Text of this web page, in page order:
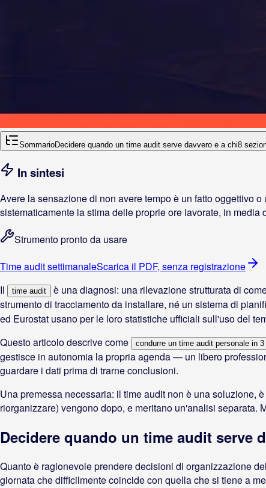
SommarioDecidere quando un time audit serve davvero e a chi8
In sintesi
Avere la sensazione di non avere tempo è un fatto oggettivo
sistematicamente la stima delle proprie ore lavorate, in
Strumento pronto da usare
Time audit settimanaleScarica il PDF, senza registrazione
Il
time audit
è una diagnosi: una rilevazione strutturata di
strumento di tracciamento da installare, né un sistema di
ed Eurostat usano per le loro statistiche ufficiali sull'uso del
Questo articolo descrive come
condurre un time audit personale in 3
gestisce in autonomia la propria agenda — un libero
guardare i dati prima di trarne conclusioni.
Una premessa necessaria: il time audit non è una soluzione,
riorganizzare) vengono dopo, e meritano un'analisi separata.
Decidere quando un time audit serve
Quanto è ragionevole prendere decisioni di organizzazione
giornata che difficilmente coincide con quella che si tiene a